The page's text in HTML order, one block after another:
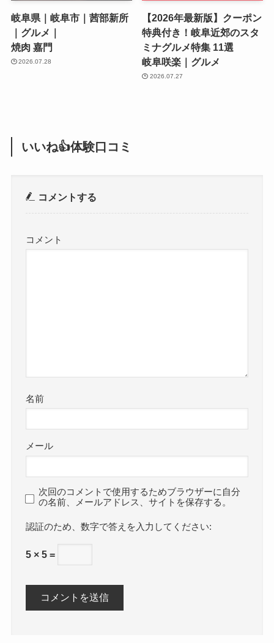
岐阜県｜岐阜市｜茜部新所
｜グルメ｜
焼肉 嘉門
2026.07.28
【2026年最新版】クーポン
特典付き！岐阜近郊のスタ
ミナグルメ特集 11選
岐阜咲楽｜グルメ
2026.07.27
いいね👍体験口コミ
コメントする
コメント
名前
メール
次回のコメントで使用するためブラウザーに自分
の名前、メールアドレス、サイトを保存する。
数字で答えを入力してください:
5 × 5 =